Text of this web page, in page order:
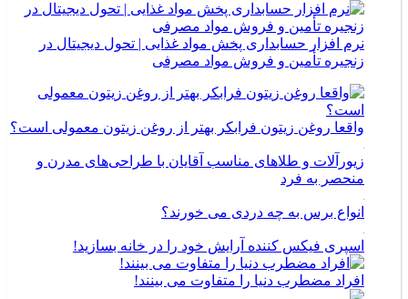
نرم افزار حسابداری پخش مواد غذایی | تحول دیجیتال در
زنجیره تأمین و فروش مواد مصرفی
واقعا روغن زیتون فرابکر بهتر از روغن زیتون معمولی است؟
زیورآلات و طلاهای مناسب آقایان با طراحی‌های مدرن و
منحصر به فرد
انواع برس به چه دردی می خورند؟
اسپری فیکس کننده آرایش خود را در خانه بسازید!
افراد مضطرب دنیا را متفاوت می بینند!